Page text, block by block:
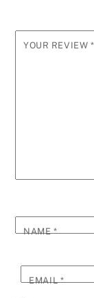
YOUR REVIEW *
NAME*
EMAIL*